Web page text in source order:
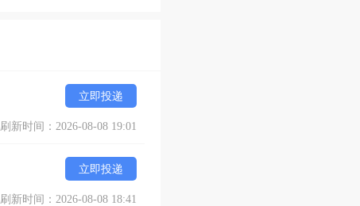
立即投递
刷新时间：2026-08-08 19:01
立即投递
刷新时间：2026-08-08 18:41